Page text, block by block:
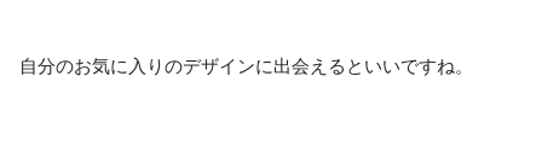
自分のお気に入りのデザインに出会えるといいですね。